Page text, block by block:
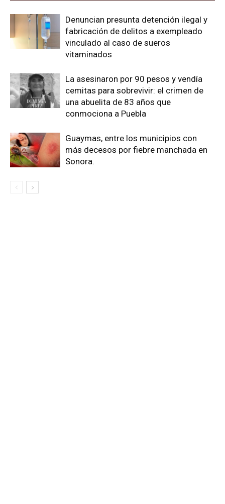
Denuncian presunta detención ilegal y
fabricación de delitos a exempleado
vinculado al caso de sueros
vitaminados
La asesinaron por 90 pesos y vendía
cemitas para sobrevivir: el crimen de
una abuelita de 83 años que
conmociona a Puebla
Guaymas, entre los municipios con
más decesos por fiebre manchada en
Sonora.